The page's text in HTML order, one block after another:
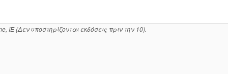
IE (Δεν υποστηρίζονται εκδόσεις πριν την 10).